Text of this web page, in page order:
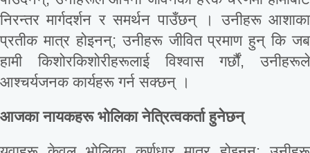
निरन्तर मार्गदर्शन र समर्थन पाउँछन् । उनीहरू आशाका
प्रतीक मात्र होइनन्; उनीहरू जीवित प्रमाण हुन् कि जब
हामी किशोरकिशोरीहरूलाई विश्वास गर्छौं, उनीहरूले
आश्चर्यजनक कार्यहरू गर्न सक्छन् ।
आजका नायकहरू भोलिका नेत्रित्वकर्ता हुनेछन्